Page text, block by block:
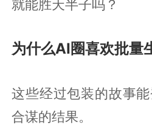
就能胜天半子吗？
为什么AI圈喜欢批量
这些经过包装的故事
合谋的结果。